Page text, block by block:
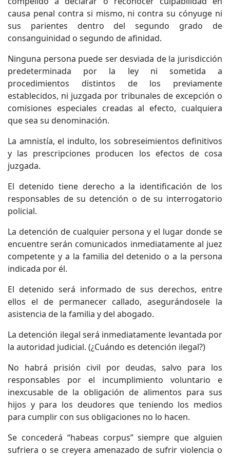
causa penal contra si mismo, ni contra su cónyuge ni
sus parientes dentro del segundo grado de
consanguinidad o segundo de afinidad.
Ninguna persona puede ser desviada de la jurisdicción
predeterminada por la ley ni sometida a
procedimientos distintos de los previamente
establecidos, ni juzgada por tribunales de excepción o
comisiones especiales creadas al efecto, cualquiera
que sea su denominación.
La amnistía, el indulto, los sobreseimientos definitivos
y las prescripciones producen los efectos de cosa
juzgada.
El detenido tiene derecho a la identificación de los
responsables de su detención o de su interrogatorio
policial.
La detención de cualquier persona y el lugar donde se
encuentre serán comunicados inmediatamente al juez
competente y a la familia del detenido o a la persona
indicada por él.
El detenido será informado de sus derechos, entre
ellos el de permanecer callado, asegurándosele la
asistencia de la familia y del abogado.
La detención ilegal será inmediatamente levantada por
la autoridad judicial. (¿Cuándo es detención ilegal?)
No habrá prisión civil por deudas, salvo para los
responsables por el incumplimiento voluntario e
inexcusable de la obligación de alimentos para sus
hijos y para los deudores que teniendo los medios
para cumplir con sus obligaciones no lo hacen.
Se concederá “habeas corpus” siempre que alguien
sufriera o se creyera amenazado de sufrir violencia o